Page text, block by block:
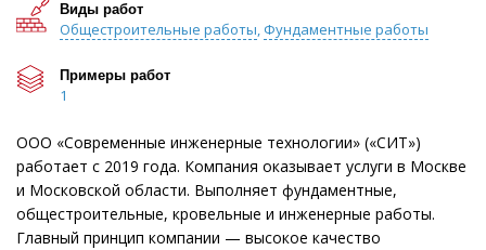
Виды работ
Общестроительные работы, Фундаментные работы
Примеры работ
1
ООО «Современные инженерные технологии» («СИТ»)
работает с 2019 года. Компания оказывает услуги в Москве
и Московской области. Выполняет фундаментные,
общестроительные, кровельные и инженерные работы.
Главный принцип компании — высокое качество